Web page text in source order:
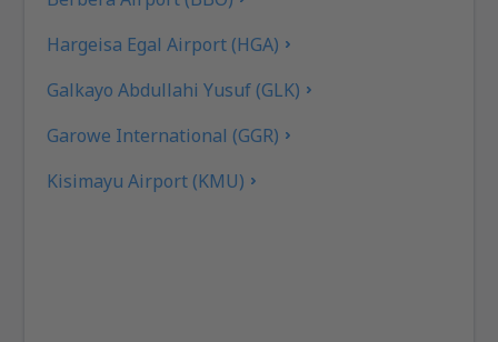
Hargeisa Egal Airport (HGA)
Galkayo Abdullahi Yusuf (GLK)
Garowe International (GGR)
Kisimayu Airport (KMU)